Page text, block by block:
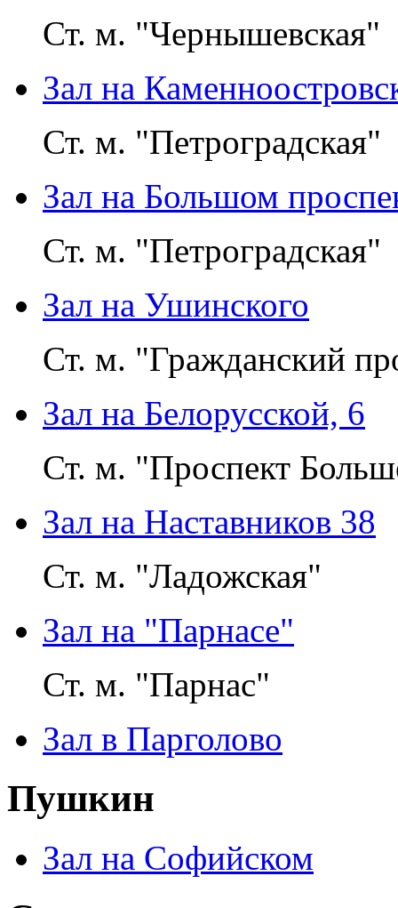
Ст. м. "Чернышевская"
Зал на
Ст. м. "Петроградская"
Зал на Большом
Ст. м. "Петроградская"
Зал на Ушинского
Ст. м. "Гражданский
Зал на Белорусской, 6
Ст. м. "Проспект
Зал на Наставников 38
Ст. м. "Ладожская"
Зал на "Парнасе"
Ст. м. "Парнас"
Зал в Парголово
Пушкин
Зал на Софийском